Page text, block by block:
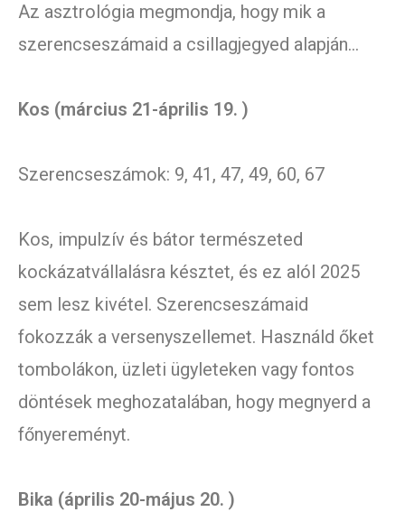
Az asztrológia megmondja, hogy mik a
szerencseszámaid a csillagjegyed alapján…
Kos (március 21-április 19. )
Szerencseszámok: 9, 41, 47, 49, 60, 67
Kos, impulzív és bátor természeted
kockázatvállalásra késztet, és ez alól 2025
sem lesz kivétel. Szerencseszámaid
fokozzák a versenyszellemet. Használd őket
tombolákon, üzleti ügyleteken vagy fontos
döntések meghozatalában, hogy megnyerd a
főnyereményt.
Bika (április 20-május 20. )